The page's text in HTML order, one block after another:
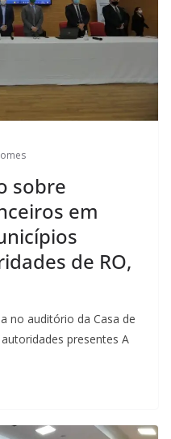
sobre
em
de RO,
no auditório da Casa de
presentes A